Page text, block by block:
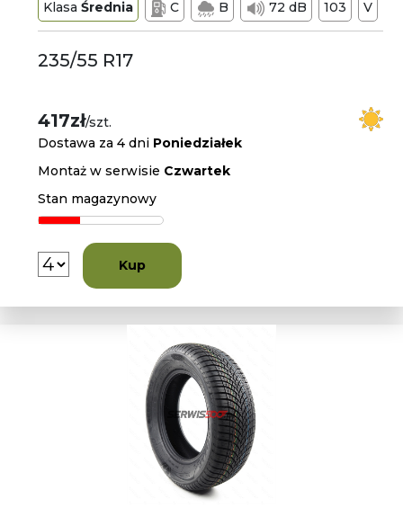
KlasaŚrednia C B 72 dB 103 V
235/55 R17
417zł/szt.
Dostawa za 4 dni Poniedziałek
Montaż w serwisie Czwartek
Stan magazynowy
Kup